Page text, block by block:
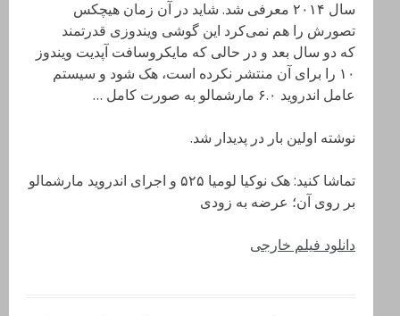
سال ۲۰۱۴ معرفی شد. شاید در آن زمان هیچکس
تصورش را هم نمی‌کرد این گوشی ویندوزی قدرتمند
که دو سال بعد و در حالی که مایکروسافت آپدیت ویندوز
۱۰ را برای آن منتشر نکرده است، هک شود و سیستم
عامل اندروید ۶.۰ مارشمالو به صورت کامل …
نوشته اولین بار در پدیدار شد.
تماشا کنید: هک نوکیا لومیا ۵۲۵ و اجرای اندروید مارشمالو
بر روی آن؛ عرضه به زودی
دانلود فیلم خارجی